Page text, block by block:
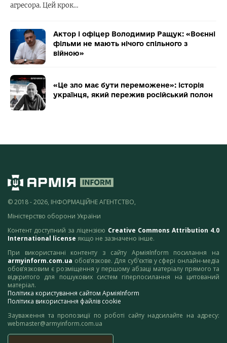
агресора. Цей крок…
Актор і офіцер Володимир Ращук: «Воєнні
фільми не мають нічого спільного з
війною»
«Це зло має бути переможене»: історія
українця, який пережив російський полон
© 2018 - 2026, ІНФОРМАЦІЙНЕ АГЕНТСТВО,
Міністерство оборони України
Контент доступний за ліцензією Creative Commons Attribution 4.0
International license якщо не зазначено інше.
При використанні контенту з сайту АрміяInform посилання на
armyinform.com.ua обов’язкове. Для суб’єктів у сфері онлайн-медіа
обов’язковим є розміщення у першому абзаці матеріалу прямого та
відкритого для пошукових систем гіперпосилання на цитований
матеріал.
Політика користування сайтом АрміяInform
Політика використання файлів cookie
Зауваження та пропозиції по роботі сайту надсилайте на адресу:
webmaster@armyinform.com.ua